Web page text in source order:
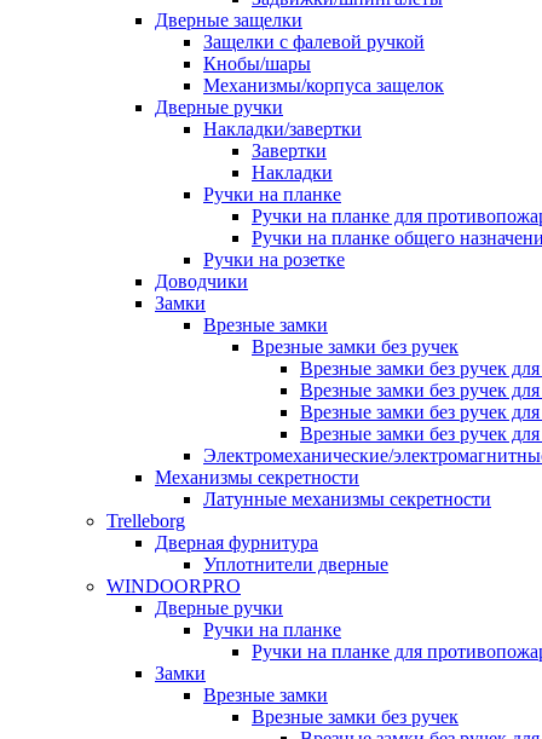
Дверные защелки
Защелки с фалевой ручкой
Кнобы/шары
Механизмы/корпуса защелок
Дверные ручки
Накладки/завертки
Завертки
Накладки
Ручки на планке
Ручки на планке для
Ручки на планке общего
Ручки на розетке
Доводчики
Замки
Врезные замки
Врезные замки без ручек
Врезные замки без ручек
Врезные замки без ручек
Врезные замки без ручек
Врезные замки без ручек
Электромеханические/
Механизмы секретности
Латунные механизмы секретности
Trelleborg
Дверная фурнитура
Уплотнители дверные
WINDOORPRO
Дверные ручки
Ручки на планке
Ручки на планке для
Замки
Врезные замки
Врезные замки без ручек